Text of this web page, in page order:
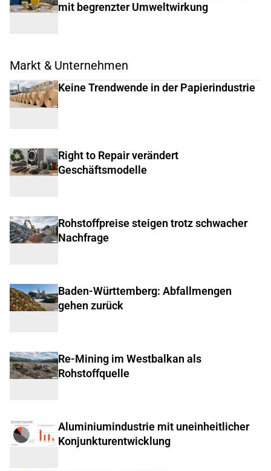
mit begrenzter Umweltwirkung
Markt & Unternehmen
Keine Trendwende in der Papierindustrie
Right to Repair verändert
Geschäftsmodelle
Rohstoffpreise steigen trotz schwacher
Nachfrage
Baden-Württemberg: Abfallmengen
gehen zurück
Re-Mining im Westbalkan als
Rohstoffquelle
Aluminiumindustrie mit uneinheitlicher
Konjunkturentwicklung